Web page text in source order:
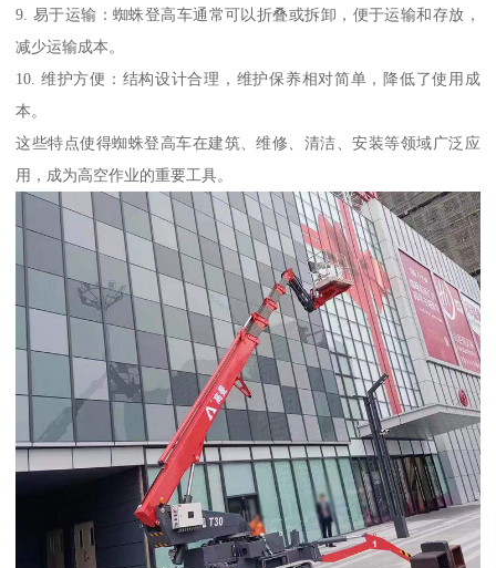
9. 易于运输：蜘蛛登高车通常可以折叠或拆卸，便于运输和存放，
减少运输成本。
10. 维护方便：结构设计合理，维护保养相对简单，降低了使用成
本。
这些特点使得蜘蛛登高车在建筑、维修、清洁、安装等领域广泛应
用，成为高空作业的重要工具。